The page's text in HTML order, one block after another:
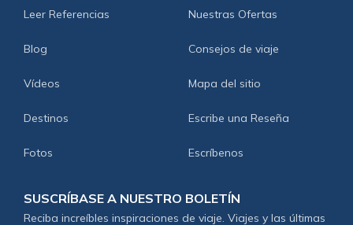
Leer Referencias Nuestras Ofertas
Blog Consejos de viaje
Vídeos Mapa del sitio
Destinos Escribe una Reseña
Fotos Escríbenos
SUSCRÍBASE A NUESTRO BOLETÍN
Reciba increíbles inspiraciones de viaje. Viajes y las últimas